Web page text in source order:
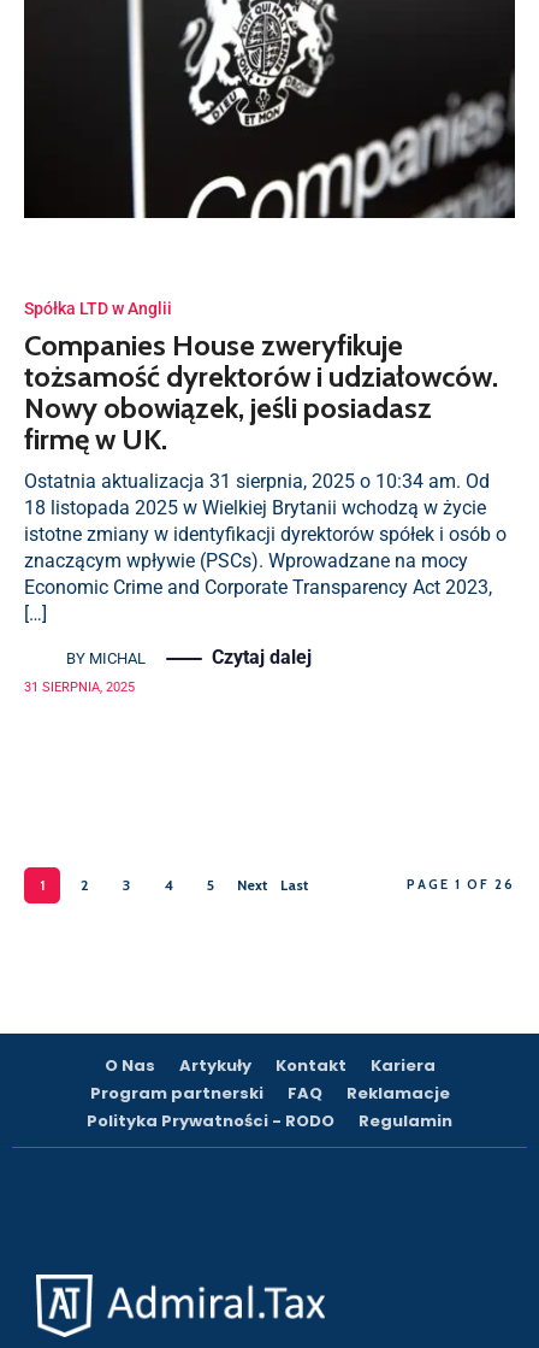
Spółka LTD w Anglii
Companies House zweryfikuje
tożsamość dyrektorów i udziałowców.
Nowy obowiązek, jeśli posiadasz
firmę w UK.
Ostatnia aktualizacja 31 sierpnia, 2025 o 10:34 am. Od
18 listopada 2025 w Wielkiej Brytanii wchodzą w życie
istotne zmiany w identyfikacji dyrektorów spółek i osób o
znaczącym wpływie (PSCs). Wprowadzane na mocy
Economic Crime and Corporate Transparency Act 2023,
[…]
BY MICHAL Czytaj dalej
31 SIERPNIA, 2025
1 2 3 4 5
Next
Last
PAGE 1 OF 26
O Nas Artykuły Kontakt
Kariera
Program partnerski
FAQ
Reklamacje
Polityka Prywatności - RODO
Regulamin